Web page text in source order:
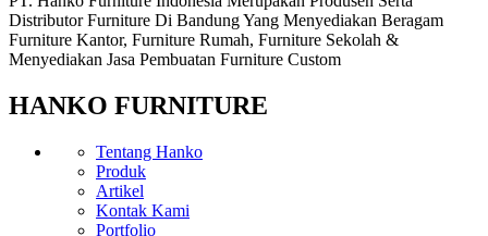
Distributor Furniture Di Bandung Yang Menyediakan Beragam
Furniture Kantor, Furniture Rumah, Furniture Sekolah &
Menyediakan Jasa Pembuatan Furniture Custom
HANKO FURNITURE
Tentang Hanko
Produk
Artikel
Kontak Kami
Portfolio